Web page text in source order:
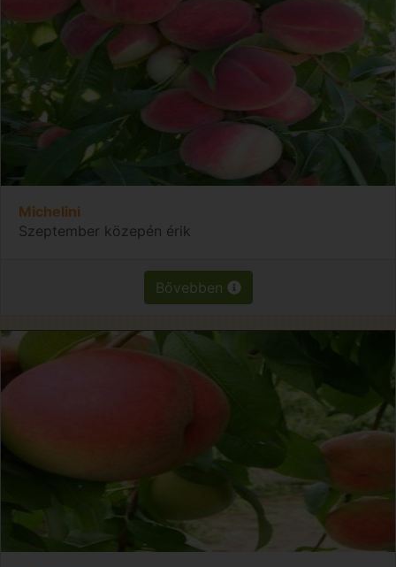
Michelini
Szeptember közepén érik
Bővebben